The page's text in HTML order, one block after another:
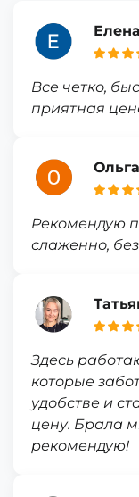
Все четко,
приятная
Рекомендую
слаженно,
Здесь
которые
удобстве и
цену. Брала
рекомендую!